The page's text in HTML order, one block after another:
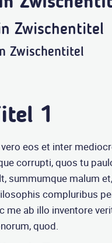
Zwischentitel
Zwischentitel
1
eos et inter
corrupti, quos tu
summumque malum
compluribus
me ab illo inventore
quod.